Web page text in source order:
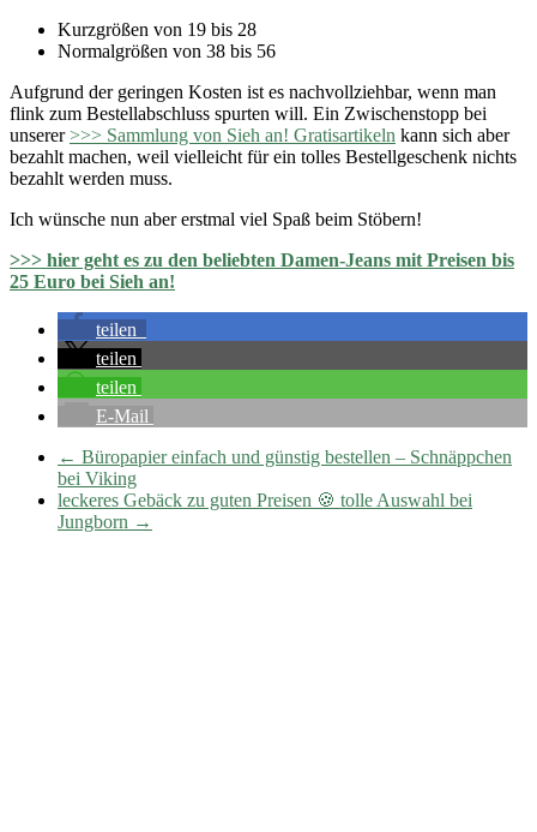
Kurzgrößen von 19 bis 28
Normalgrößen von 38 bis 56
Aufgrund der geringen Kosten ist es nachvollziehbar, wenn man
flink zum Bestellabschluss spurten will. Ein Zwischenstopp bei
unserer>>> Sammlung von Sieh an! Gratisartikeln kann sich aber
bezahlt machen, weil vielleicht für ein tolles Bestellgeschenk nichts
bezahlt werden muss.
Ich wünsche nun aber erstmal viel Spaß beim Stöbern!
>>> hier geht es zu den beliebten Damen-Jeans mit Preisen bis
25 Euro bei Sieh an!
teilen
teilen
teilen
E-Mail
← Büropapier einfach und günstig bestellen – Schnäppchen
bei Viking
leckeres Gebäck zu guten Preisen 🍪 tolle Auswahl bei
Jungborn →